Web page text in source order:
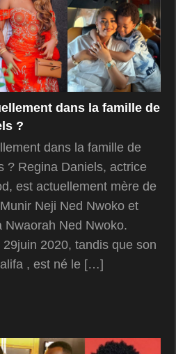
dans la famille de
?
dans la famille de
? Regina Daniels, actrice
est actuellement mère de
Neji Ned Nwoko et
Nwaorah Ned Nwoko.
2020, tandis que son
, est né le […]